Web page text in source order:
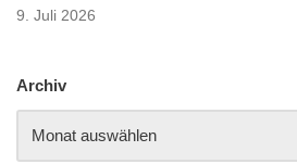
9. Juli 2026
Archiv